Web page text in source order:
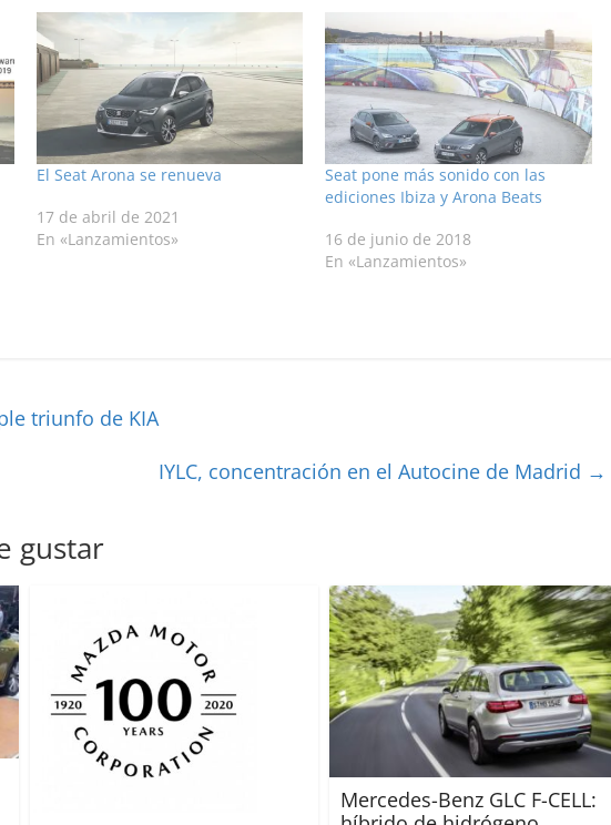
El Seat Arona se renueva
17 de abril de 2021
En «Lanzamientos»
Seat pone más sonido con las
ediciones Ibiza y Arona Beats
16 de junio de 2018
En «Lanzamientos»
triunfo de KIA
IYLC, concentración en el Autocine de Madrid →
gustar
Mercedes-Benz GLC F-CELL: